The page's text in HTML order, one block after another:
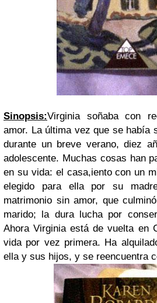
Sinopsis:Virginia soñaba con
amor. La última vez que se había
durante un breve verano, diez
adolescente. Muchas cosas han
en su vida: el casa,iento con un
elegido para ella por su
matrimonio sin amor, que
marido; la dura lucha por
Ahora Virginia está de vuelta en
vida por vez primera. Ha
ella y sus hijos, y se reencuentra